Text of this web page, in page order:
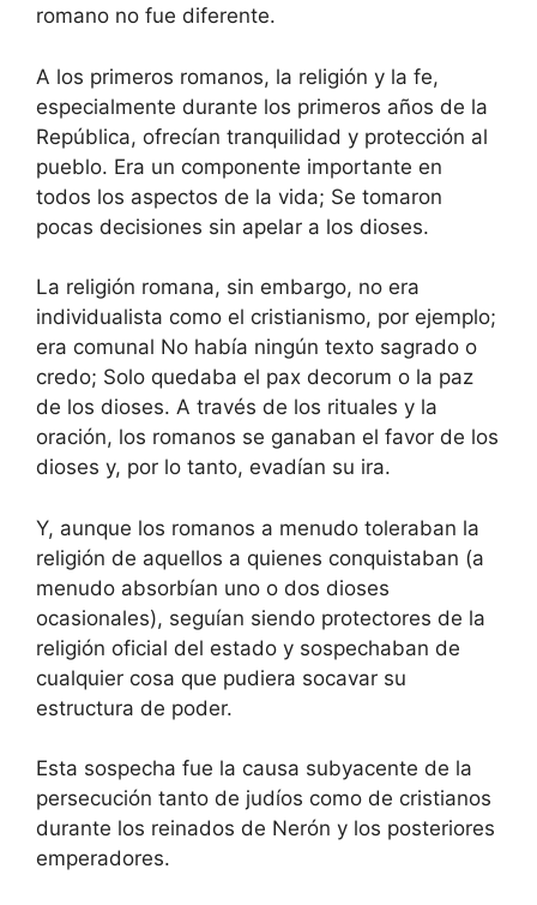
romano no fue diferente.
A los primeros romanos, la religión y la fe,
especialmente durante los primeros años de la
República, ofrecían tranquilidad y protección al
pueblo. Era un componente importante en
todos los aspectos de la vida; Se tomaron
pocas decisiones sin apelar a los dioses.
La religión romana, sin embargo, no era
individualista como el cristianismo, por ejemplo;
era comunal No había ningún texto sagrado o
credo; Solo quedaba el pax decorum o la paz
de los dioses. A través de los rituales y la
oración, los romanos se ganaban el favor de los
dioses y, por lo tanto, evadían su ira.
Y, aunque los romanos a menudo toleraban la
religión de aquellos a quienes conquistaban (a
menudo absorbían uno o dos dioses
ocasionales), seguían siendo protectores de la
religión oficial del estado y sospechaban de
cualquier cosa que pudiera socavar su
estructura de poder.
Esta sospecha fue la causa subyacente de la
persecución tanto de judíos como de cristianos
durante los reinados de Nerón y los posteriores
emperadores.